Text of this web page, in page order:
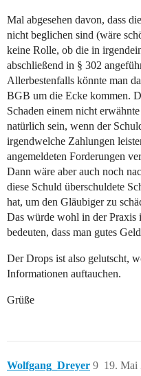
Mal abgesehen davon, dass
nicht beglichen sind (wäre
keine Rolle, ob die in
abschließend in § 302
Allerbestenfalls könnte man
BGB um die Ecke kommen.
Schaden einem nicht
natürlich sein, wenn der
irgendwelche Zahlungen
angemeldeten Forderungen
Dann wäre aber auch noch
diese Schuld überschuldete
hat, um den Gläubiger zu
Das würde wohl in der Praxis
bedeuten, dass man gutes
Der Drops ist also gelutscht,
Informationen auftauchen.
Grüße
Wolfgang_Dreyer 19. Mai
9